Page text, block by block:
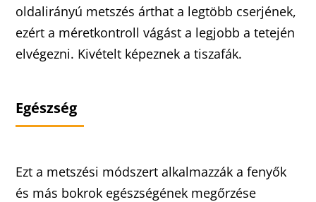
oldalirányú metszés árthat a legtöbb cserjének,
ezért a méretkontroll vágást a legjobb a tetején
elvégezni. Kivételt képeznek a tiszafák.
Egészség
Ezt a metszési módszert alkalmazzák a fenyők
és más bokrok egészségének megőrzése